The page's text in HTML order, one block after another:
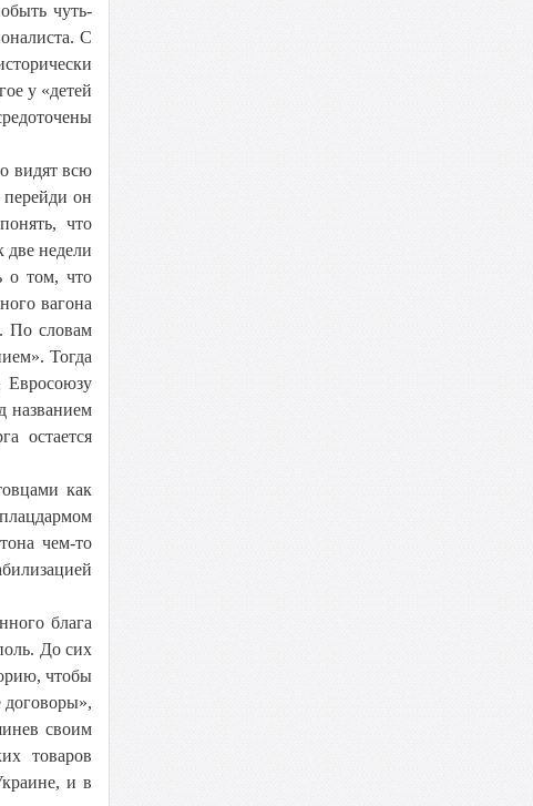
чуть-
С
у «детей
видят всю
перейди он
что
две недели
о том, что
вагона
По словам
Тогда
Евросоюзу
названием
остается
как
чем-то
блага
До сих
чтобы
своим
товаров
и в